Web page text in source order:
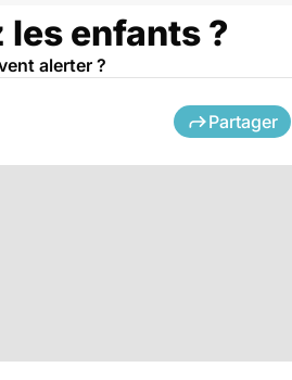
enfants ?
alerter ?
Partager